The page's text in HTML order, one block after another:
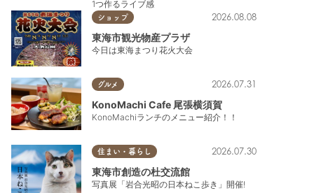
1つ作るライブ感
ショップ 2026.08.08
東海市観光物産プラザ
今日は東海まつり花火大会
グルメ 2026.07.31
KonoMachi Cafe 尾張横須賀
KonoMachiランチのメニュー紹介！！
住まい・暮らし 2026.07.30
東海市創造の杜交流館
写真展「岩合光昭の日本ねこ歩き」開催!